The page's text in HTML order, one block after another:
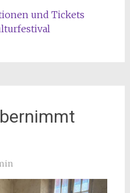
und Tickets